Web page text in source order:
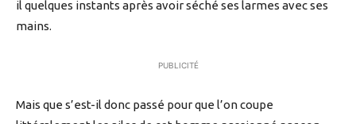
il quelques instants après avoir séché ses larmes avec ses
mains.
PUBLICITÉ
Mais que s’est-il donc passé pour que l’on coupe